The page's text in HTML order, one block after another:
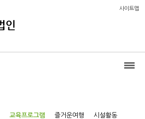
사이트맵
교육프로그램 즐거운여행 시설활동